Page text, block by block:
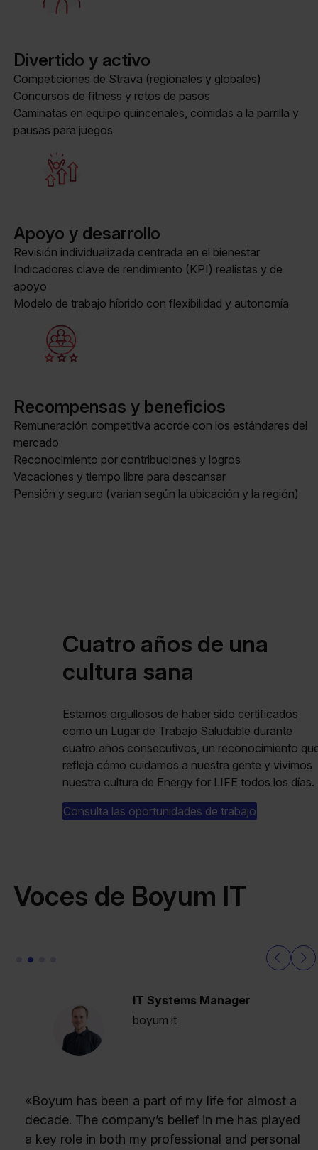
Divertido y activo
Competiciones de Strava (regionales y globales)
Concursos de fitness y retos de pasos
Caminatas en equipo quincenales, comidas a la parrilla y
pausas para juegos
Apoyo y desarrollo
Revisión individualizada centrada en el bienestar
Indicadores clave de rendimiento (KPI) realistas y de
apoyo
Modelo de trabajo híbrido con flexibilidad y autonomía
Recompensas y beneficios
Remuneración competitiva acorde con los estándares del
mercado
Reconocimiento por contribuciones y logros
Vacaciones y tiempo libre para descansar
Pensión y seguro (varían según la ubicación y la región)
Cuatro años de una
cultura sana
Estamos orgullosos de haber sido certificados
como un Lugar de Trabajo Saludable durante
cuatro años consecutivos, un reconocimiento
refleja cómo cuidamos a nuestra gente y vivimos
nuestra cultura de Energy for LIFE todos los días.
Consulta las oportunidades de trabajo
Voces de Boyum IT
IT Systems Manager
boyum it
«Boyum has been a part of my life for almost a
decade. The company’s belief in me has played
a key role in both my professional and personal